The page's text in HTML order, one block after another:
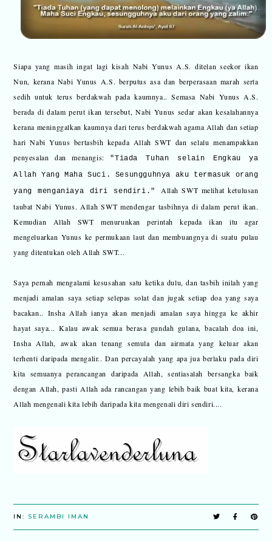
Siapa yang masih ingat lagi kisah Nabi Yunus A.S. ditelan seekor ikan
Nun, kerana Nabi Yunus A.S. berputus asa dan berperasaan marah serta
sedih untuk terus berdakwah pada kaumnya.. Semasa Nabi Yunus A.S.
berada di dalam perut ikan tersebut, Nabi Yunus sedar akan kesalahannya
kerana meninggalkan kaumnya dari terus berdakwah agama Allah dan setiap
hari Nabi Yunus bertasbih kepada Allah SWT dan selalu menampakkan
penyesalan dan menangis:
"Tiada Tuhan selain Engkau ya
Allah Yang Maha Suci. Sesungguhnya aku termasuk orang
yang menganiaya diri sendiri."Allah SWT melihat ketulusan
taubat Nabi Yunus. Allah SWT mendengar tasbihnya di dalam perut ikan.
Kemudian Allah SWT menurunkan perintah kepada ikan itu agar
mengeluarkan Yunus ke permukaan laut dan membuangnya di suatu pulau
yang ditentukan oleh Allah SWT...
Saya pernah mengalami kesusahan satu ketika dulu, dan tasbih inilah yang
menjadi amalan saya setiap selepas solat dan jugak setiap doa yang saya
bacakan.. Insha Allah ianya akan menjadi amalan saya hingga ke akhir
hayat saya... Kalau awak semua berasa gundah gulana, bacalah doa ini,
Insha Allah, awak akan tenang semula dan airmata yang keluar akan
terhenti daripada mengalir.. Dan percayalah yang apa jua berlaku pada diri
kita semuanya perancangan daripada Allah, sentiasalah bersangka baik
dengan Allah, pasti Allah ada rancangan yang lebih baik buat kita, kerana
Allah mengenali kita lebih daripada kita mengenali diri sendiri....
IN: SERAMBI IMAN